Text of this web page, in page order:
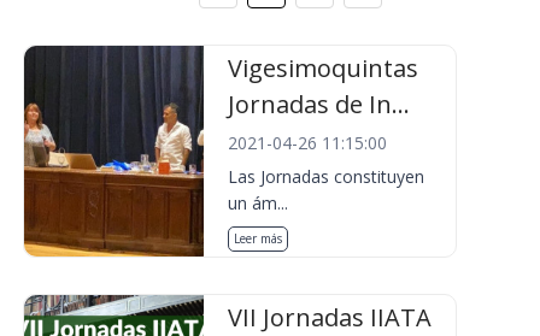
Vigesimoquintas
Jornadas de In...
2021-04-26 11:15:00
Las Jornadas constituyen
un ám...
Leer más
VII Jornadas IIATA